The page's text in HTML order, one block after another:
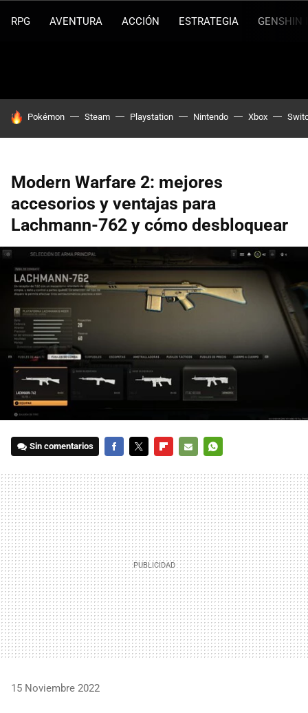
RPG AVENTURA ACCIÓN ESTRATEGIA GENSHIN
HOY SE HABLA DE
Pokémon Steam Playstation Nintendo Xbox
Modern Warfare 2: mejores
accesorios y ventajas para
Lachmann-762 y cómo desbloquear
Sin comentarios
MAIL
15 Noviembre 2022